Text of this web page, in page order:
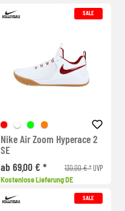
SALE
Nike Air Zoom Hyperace 2
SE
ab 69,00 € *
130,00 € *UVP
Kostenlose Lieferung DE
SALE